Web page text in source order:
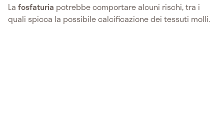
La fosfaturia potrebbe comportare alcuni rischi, tra i
quali spicca la possibile calcificazione dei tessuti molli.